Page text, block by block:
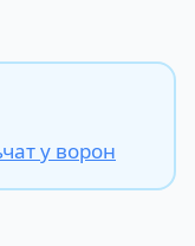
у ворон